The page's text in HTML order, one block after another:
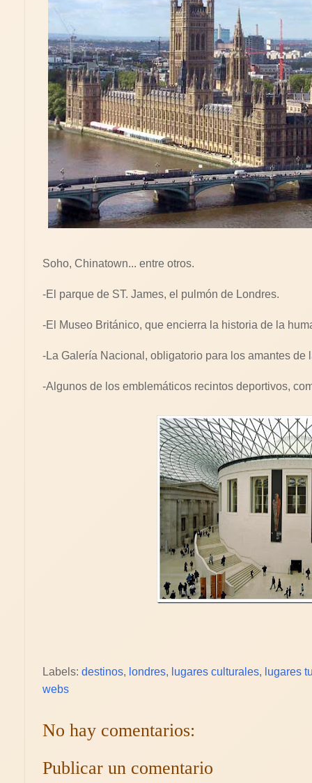
Soho, Chinatown... entre otros.
-El parque de ST. James, el pulmón de Londres.
-El Museo Británico, que encierra la historia de la
-La Galería Nacional, obligatorio para los amantes de
-Algunos de los emblemáticos recintos deportivos,
Labels: destinos, londres, lugares culturales, lugares
webs
No hay comentarios:
Publicar un comentario